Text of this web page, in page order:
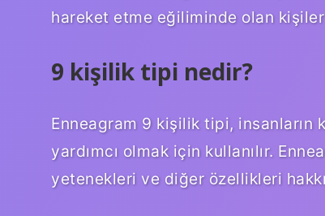
hareket etme eğiliminde olan kişiler
9 kişilik tipi nedir?
Enneagram 9 kişilik tipi, insanların
yardımcı olmak için kullanılır.
yetenekleri ve diğer özellikleri